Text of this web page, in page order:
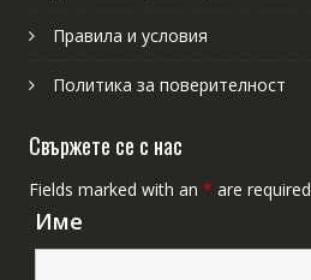
Правила и условия
Политика за поверителност
Свържете се с нас
Fields marked with an * are required
Име